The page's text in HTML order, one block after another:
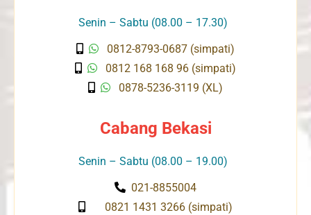
Senin – Sabtu (08.00 – 17.30)
0812-8793-0687 (simpati)
0812 168 168 96 (simpati)
0878-5236-3119 (XL)
Cabang Bekasi
Senin – Sabtu (08.00 – 19.00)
021-8855004
0821 1431 3266 (simpati)